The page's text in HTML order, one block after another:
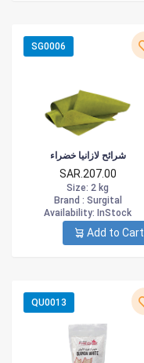
SG0006
شرائح لازانيا خضراء
SAR.207.00
Size: 2 kg
Brand : Surgital
Availability: InStock
Add to Cart
QU0013